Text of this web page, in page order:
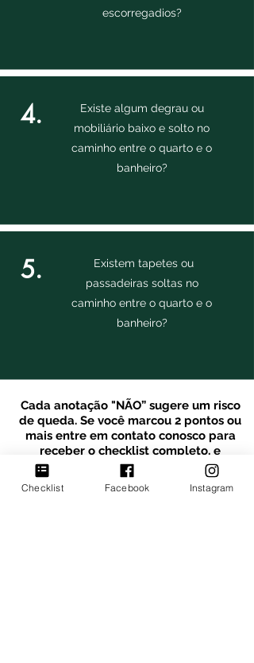
escorregadios?
4.
Existe algum degrau ou
mobiliário baixo e solto no
caminho entre o quarto e o
banheiro?
5.
Existem tapetes ou
passadeiras soltas no
caminho entre o quarto e o
banheiro?
Cada anotação "NÃO” sugere um risco
de queda. Se você marcou 2 pontos ou
mais entre em contato conosco para
receber o checklist completo, e
transforme
suacasa um ambiente mais seguro!
Checklist Facebook Instagram